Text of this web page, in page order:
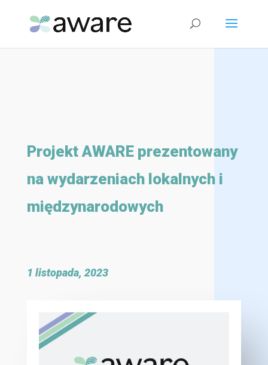
Projekt AWARE prezentowany
na wydarzeniach lokalnych i
międzynarodowych
1 listopada, 2023